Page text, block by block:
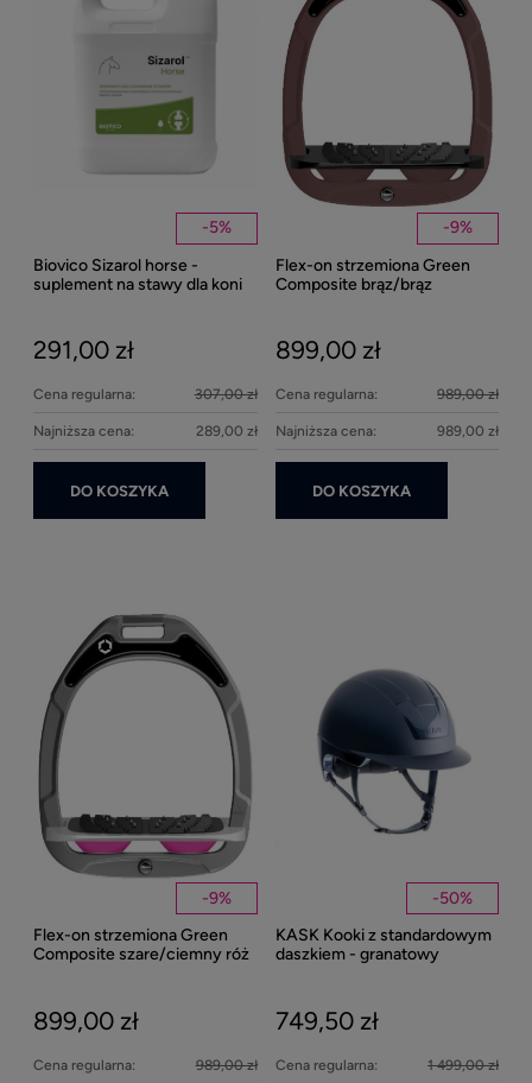
-5%
Biovico Sizarol horse -
suplement na stawy dla koni
291,00 zł
Cena regularna: 307,00 zł
Najniższa cena: 289,00 zł
DO KOSZYKA
-9%
Flex-on strzemiona Green
Composite brąz/brąz
899,00 zł
Cena regularna: 989,00 zł
Najniższa cena: 989,00 zł
DO KOSZYKA
-9%
Flex-on strzemiona Green
Composite szare/ciemny róż
899,00 zł
Cena regularna: 989,00 zł
-50%
KASK Kooki z standardowym
daszkiem - granatowy
749,50 zł
Cena regularna: 1 499,00 zł